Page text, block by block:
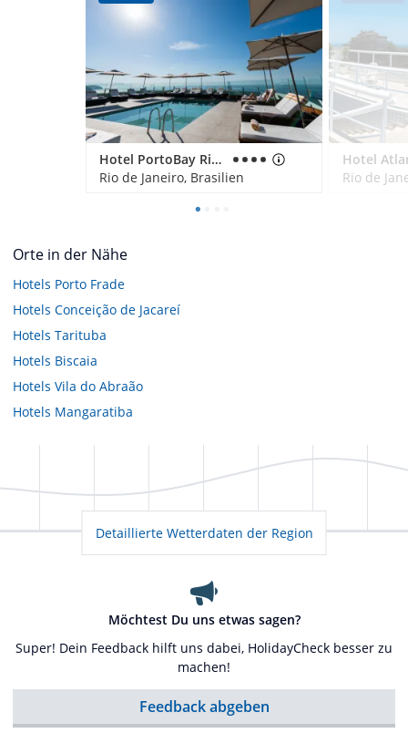
Hotel PortoBay Rio de Janeiro
Rio de Janeiro, Brasilien
Rio de
Orte in der Nähe
Hotels Porto Frade
Hotels Conceição de Jacareí
Hotels Tarituba
Hotels Biscaia
Hotels Vila do Abraão
Hotels Mangaratiba
Detaillierte Wetterdaten der Region
Möchtest Du uns etwas sagen?
Super! Dein Feedback hilft uns dabei, HolidayCheck besser zu
machen!
Feedback abgeben